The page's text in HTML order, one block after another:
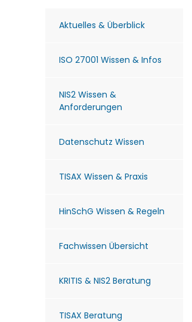
Aktuelles & Überblick
ISO 27001 Wissen & Infos
NIS2 Wissen &
Anforderungen
Datenschutz Wissen
TISAX Wissen & Praxis
HinSchG Wissen & Regeln
Fachwissen Übersicht
KRITIS & NIS2 Beratung
TISAX Beratung